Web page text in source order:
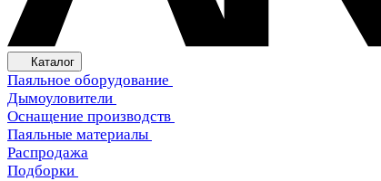
Каталог
Паяльное оборудование
Дымоуловители
Оснащение производств
Паяльные материалы
Распродажа
Подборки